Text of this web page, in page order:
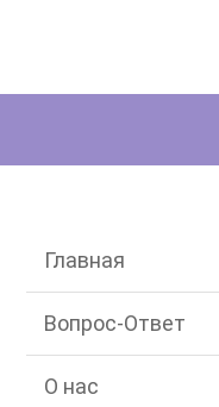
Главная
Вопрос-Ответ
О нас